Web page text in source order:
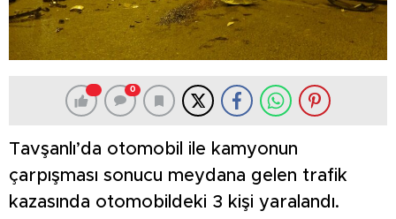
0
Tavşanlı’da otomobil ile kamyonun
çarpışması sonucu meydana gelen trafik
kazasında otomobildeki 3 kişi yaralandı.